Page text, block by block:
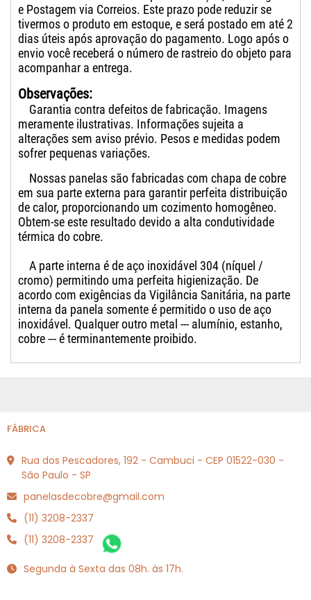
e Postagem via Correios. Este prazo pode reduzir se
tivermos o produto em estoque, e será postado em até 2
dias úteis após aprovação do pagamento. Logo após o
envio você receberá o número de rastreio do objeto para
acompanhar a entrega.
Observações:
Garantia contra defeitos de fabricação. Imagens
meramente ilustrativas. Informações sujeita a
alterações sem aviso prévio. Pesos e medidas podem
sofrer pequenas variações.
Nossas panelas são fabricadas com chapa de cobre
em sua parte externa para garantir perfeita distribuição
de calor, proporcionando um cozimento homogêneo.
Obtem-se este resultado devido a alta condutividade
térmica do cobre.
A parte interna é de aço inoxidável 304 (níquel /
cromo) permitindo uma perfeita higienização. De
acordo com exigências da Vigilância Sanitária, na parte
interna da panela somente é permitido o uso de aço
inoxidável. Qualquer outro metal --- alumínio, estanho,
cobre --- é terminantemente proibido.
FÁBRICA
Rua dos Pescadores, 192 - Cambuci - CEP 01522-030 -
São Paulo - SP
panelasdecobre@gmail.com
(11) 3208-2337
(11) 3208-2337
Segunda à Sexta das 08h. às 17h.